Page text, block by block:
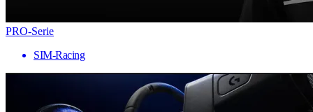
PRO-Serie
SIM-Racing